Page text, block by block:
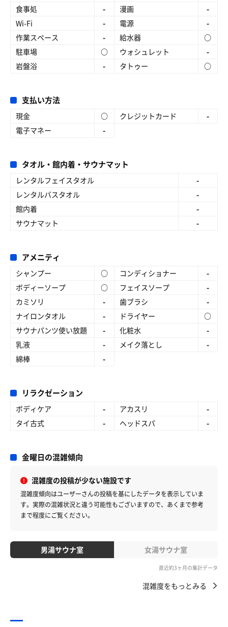
食事処
- 漫画
-
Wi-Fi
- 電源
-
作業スペース
- 給水器
○
駐車場
○ ウォシュレット
-
岩盤浴
- タトゥー ○
支払い方法
現金 ○ クレジットカード
-
電子マネー
-
タオル・館内着・サウナマット
レンタルフェイスタオル
-
レンタルバスタオル
-
館内着
-
サウナマット
-
アメニティ
シャンプー ○ コンディショナー
-
ボディーソープ
○ フェイスソープ
-
カミソリ
- 歯ブラシ
-
ナイロンタオル
- ドライヤー
○
サウナパンツ使い放題
- 化粧水
-
乳液
- メイク落とし
-
綿棒
-
リラクゼーション
ボディケア - アカスリ
-
タイ古式
- ヘッドスパ -
金曜日の混雑傾向
混雑度の投稿が少ない施設です
混雑度傾向はユーザーさんの投稿を基にしたデータを表示していま
す。 実際の混雑状況と違う可能性もございますので、あくまで参考
まで程度にご覧ください。
男湯サウナ室 女湯サウナ室
直近約3ヶ月の集計データ
混雑度をもっとみる